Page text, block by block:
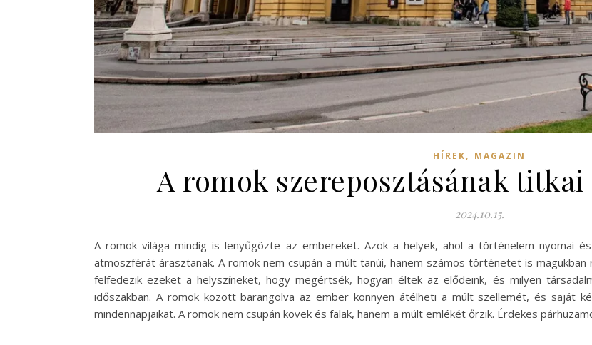
HÍREK, MAGAZIN
A romok szereposztásának
2024.10.15.
A romok világa mindig is lenyűgözte az embereket. Azok a helyek, ahol a történelem nyomai
atmoszférát árasztanak. A romok nem csupán a múlt tanúi, hanem számos történetet is
felfedezik ezeket a helyszíneket, hogy megértsék, hogyan éltek az elődeink, és milyen
időszakban. A romok között barangolva az ember könnyen átélheti a múlt szellemét, és saját
mindennapjaikat. A romok nem csupán kövek és falak, hanem a múlt emlékét őrzik. Érdekes